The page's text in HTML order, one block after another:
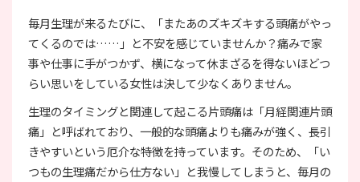
毎月生理が来るたびに、「またあのズキズキする頭痛がやっ
てくるのでは……」と不安を感じていませんか？痛みで家
事や仕事に手がつかず、横になって休まざるを得ないほどつ
らい思いをしている女性は決して少なくありません。
生理のタイミングと関連して起こる片頭痛は「月経関連片頭
痛」と呼ばれており、一般的な頭痛よりも痛みが強く、長引
きやすいという厄介な特徴を持っています。そのため、「い
つもの生理痛だから仕方ない」と我慢してしまうと、毎月の